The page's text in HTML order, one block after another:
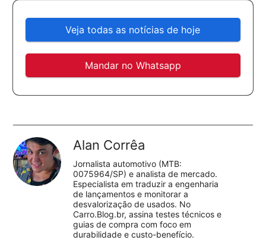
Veja todas as notícias de hoje
Mandar no Whatsapp
Alan Corrêa
Jornalista automotivo (MTB:
0075964/SP) e analista de mercado.
Especialista em traduzir a engenharia
de lançamentos e monitorar a
desvalorização de usados. No
Carro.Blog.br, assina testes técnicos e
guias de compra com foco em
durabilidade e custo-benefício.